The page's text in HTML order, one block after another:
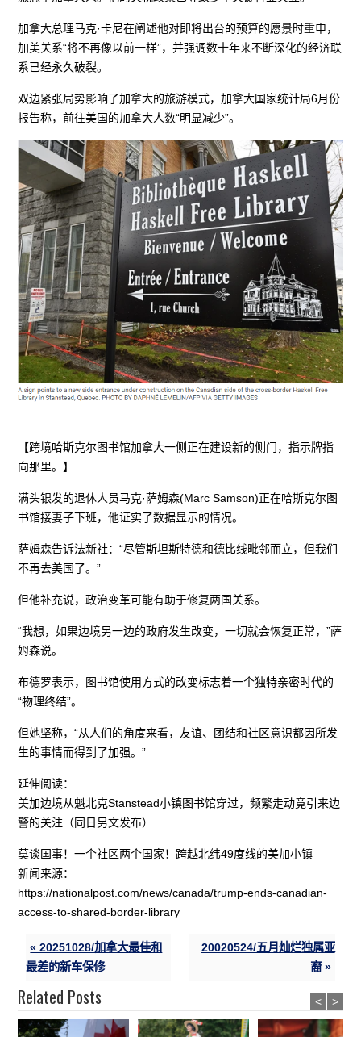
加拿大总理马克·卡尼在阐述他对即将出台的预算的愿景时重申，
加美关系“将不再像以前一样”，并强调数十年来不断深化的经济联
系已经永久破裂。
双边紧张局势影响了加拿大的旅游模式，加拿大国家统计局6月份
报告称，前往美国的加拿大人数“明显减少”。
【跨境哈斯克尔图书馆加拿大一侧正在建设新的侧门，指示牌指
向那里。】
满头银发的退休人员马克·萨姆森(Marc Samson)正在哈斯克尔图
书馆接妻子下班，他证实了数据显示的情况。
萨姆森告诉法新社：“尽管斯坦斯特德和德比线毗邻而立，但我们
不再去美国了。”
但他补充说，政治变革可能有助于修复两国关系。
“我想，如果边境另一边的政府发生改变，一切就会恢复正常，”萨
姆森说。
布德罗表示，图书馆使用方式的改变标志着一个独特亲密时代的
“物理终结”。
但她坚称，“从人们的角度来看，友谊、团结和社区意识都因所发
生的事情而得到了加强。”
延伸阅读：
美加边境从魁北克Stanstead小镇图书馆穿过，频繁走动竟引来边
警的关注（同日另文发布）
莫谈国事！一个社区两个国家！跨越北纬49度线的美加小镇
新闻来源：
https://nationalpost.com/news/canada/trump-ends-canadian-
access-to-shared-border-library
« 20251028/加拿大最佳和
最差的新车保修
20020524/五月灿烂独属亚
裔 »
Related Posts < >